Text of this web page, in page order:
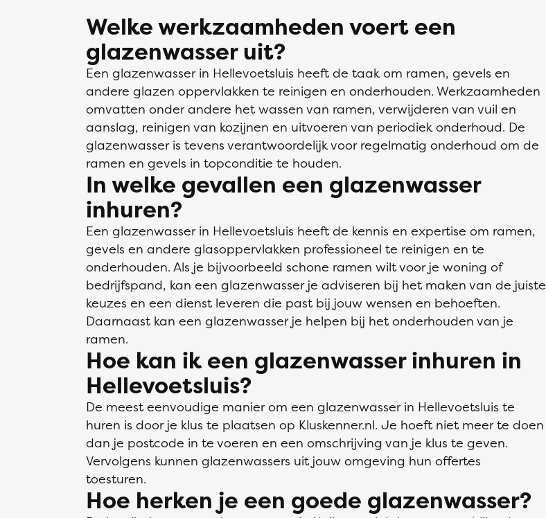
Welke werkzaamheden voert een
glazenwasser uit?
Een glazenwasser in Hellevoetsluis heeft de taak om ramen, gevels en
andere glazen oppervlakken te reinigen en onderhouden. Werkzaamheden
omvatten onder andere het wassen van ramen, verwijderen van vuil en
aanslag, reinigen van kozijnen en uitvoeren van periodiek onderhoud. De
glazenwasser is tevens verantwoordelijk voor regelmatig onderhoud om de
ramen en gevels in topconditie te houden.
In welke gevallen een glazenwasser
inhuren?
Een glazenwasser in Hellevoetsluis heeft de kennis en expertise om ramen,
gevels en andere glasoppervlakken professioneel te reinigen en te
onderhouden. Als je bijvoorbeeld schone ramen wilt voor je woning of
bedrijfspand, kan een glazenwasser je adviseren bij het maken van de juiste
keuzes en een dienst leveren die past bij jouw wensen en behoeften.
Daarnaast kan een glazenwasser je helpen bij het onderhouden van je
ramen.
Hoe kan ik een glazenwasser inhuren in
Hellevoetsluis?
De meest eenvoudige manier om een glazenwasser in Hellevoetsluis te
huren is door je klus te plaatsen op Kluskenner.nl. Je hoeft niet meer te doen
dan je postcode in te voeren en een omschrijving van je klus te geven.
Vervolgens kunnen glazenwassers uit jouw omgeving hun offertes
toesturen.
Hoe herken je een goede glazenwasser?